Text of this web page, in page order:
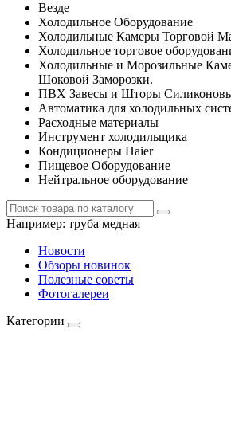
Везде
Холодильное Оборудование
Холодильные Камеры Торговой
Холодильное торговое
Холодильные и Морозильные
Шоковой Заморозки.
ПВХ Завесы и Шторы
Автоматика для холодильных
Расходные материалы
Инструмент холодильщика
Кондиционеры Haier
Пищевое Оборудование
Нейтральное оборудование
Например: труба медная
Новости
Обзоры новинок
Полезные советы
Фотогалереи
Категории